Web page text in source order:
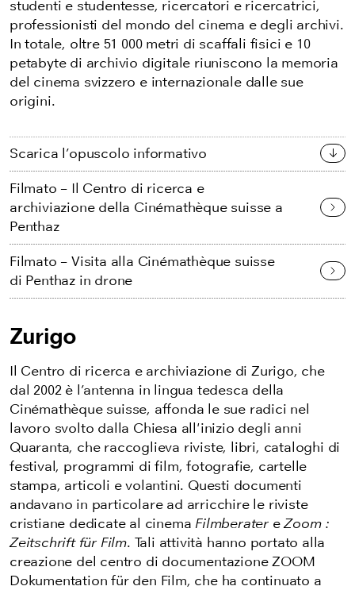
studenti e studentesse, ricercatori e ricercatrici,
professionisti del mondo del cinema e degli archivi.
In totale, oltre 51 000 metri di scaffali fisici e 10
petabyte di archivio digitale riuniscono la memoria
del cinema svizzero e internazionale dalle sue
origini.
Scarica l’opuscolo informativo
Filmato – Il Centro di ricerca e
archiviazione della Cinémathèque suisse a
Penthaz
Filmato – Visita alla Cinémathèque suisse
di Penthaz in drone
Zurigo
Il Centro di ricerca e archiviazione di Zurigo, che
dal 2002 è l’antenna in lingua tedesca della
Cinémathèque suisse, affonda le sue radici nel
lavoro svolto dalla Chiesa all'inizio degli anni
Quaranta, che raccoglieva riviste, libri, cataloghi di
festival, programmi di film, fotografie, cartelle
stampa, articoli e volantini. Questi documenti
andavano in particolare ad arricchire le riviste
cristiane dedicate al cinema Filmberater eZoom :
Zeitschrift für Film. Tali attività hanno portato alla
creazione del centro di documentazioneZOOM
Dokumentation für den Film, che ha continuato a